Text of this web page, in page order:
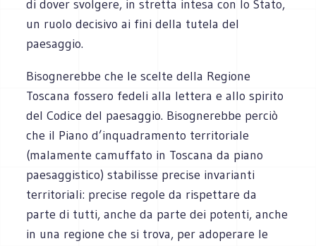
di dover svolgere, in stretta intesa con lo Stato,
un ruolo decisivo ai fini della tutela del
paesaggio.
Bisognerebbe che le scelte della Regione
Toscana fossero fedeli alla lettera e allo spirito
del Codice del paesaggio. Bisognerebbe perciò
che il Piano d’inquadramento territoriale
(malamente camuffato in Toscana da piano
paesaggistico) stabilisse precise invarianti
territoriali: precise regole da rispettare da
parte di tutti, anche da parte dei potenti, anche
in una regione che si trova, per adoperare le